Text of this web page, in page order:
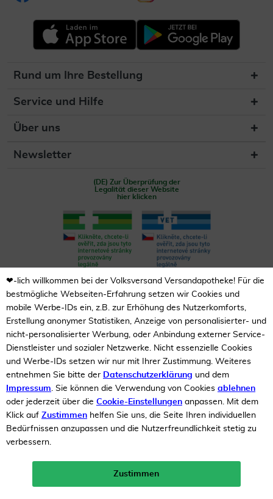
10%
Neukunden-Rabatt ab 49€!
mehr erfahren >
Rund um Ihre Bestellung
Service und Hilfe
Über uns
Newsletter
(DE) Zur Überprüfung der
Legalität dieser Website
hier klicken
Unsere Auszeichnungen
❤-lich willkommen bei der Volksversand Versandapotheke! Für die
bestmögliche Webseiten-Erfahrung setzen wir Cookies und
mobile Werbe-IDs ein, z.B. zur Erhöhung des Nutzerkomforts,
Erstellung anonymer Statistiken, Anzeige von personalisierter- und
nicht-personalisierter Werbung, oder Anbindung externer Service-
Dienstleister und sozialer Netzwerke. Nicht essenzielle Cookies
und Werbe-IDs setzen wir nur mit Ihrer Zustimmung. Weiteres
entnehmen Sie bitte der Datenschutzerklärung und dem
Impressum. Sie können die Verwendung von Cookies ablehnen
oder jederzeit über die Cookie-Einstellungen anpassen. Mit dem
Klick auf Zustimmen helfen Sie uns, die Seite Ihren individuellen
Bedürfnissen anzupassen und die Nutzerfreundlichkeit stetig zu
verbessern.
Zustimmen